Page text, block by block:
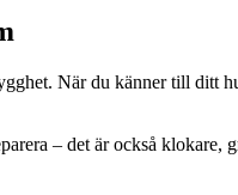
När du känner till ditt
– det är också